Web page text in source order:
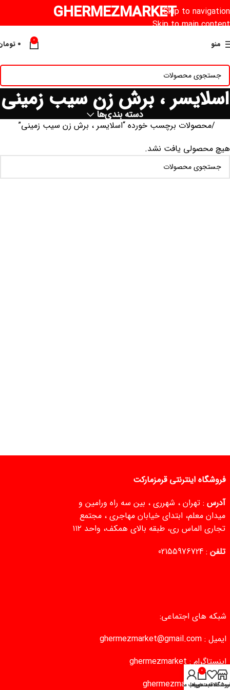
Skip to navigation
Skip to main content
GHERMEZMARKET
منو 0 ۰
اسلایسر ، برش زن سیب زمینی
دسته بندی‌ها
محصولات برچسب خورده “اسلایسر ، برش زن سیب زمینی”
هیچ محصولی یافت نشد.
فروشگاه اینترنتی قرمزمارکت
آدرس : تهران ، شهرری ، بین سه راه ورامین و
میدان معلم، ابتدای خیابان مهاجری ، مجتمع
تجاری الماس ری، طبقه بالای همکف، واحد ۱۱۲
تلفن :
02155976724
شبکه های اجتماعی:
ایمیل : ghermezmarket@gmail.com
اینستاگرام :ghermezmarket
تلگرام :ghermezmarketعلاقه‌مندی‌ها
0
سبد خرید
حساب من